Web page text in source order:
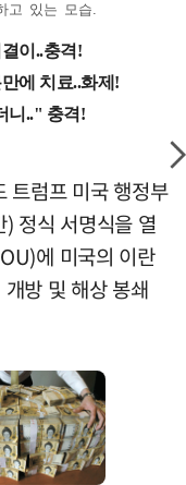
고 있는 모습.
트럼프 미국 행정부
정식 서명식을 열
에 미국의 이란
방 및 해상 봉쇄